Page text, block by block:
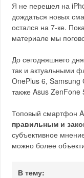
Я не перешел на
дождаться новых
остался на 7-ке.
материале мы
До сегодняшнего
так и актуальными
OnePlus 6, Samsung
также Asus ZenFone
Топовый смартфон
правильным и
субъективное
можно более
В тему: